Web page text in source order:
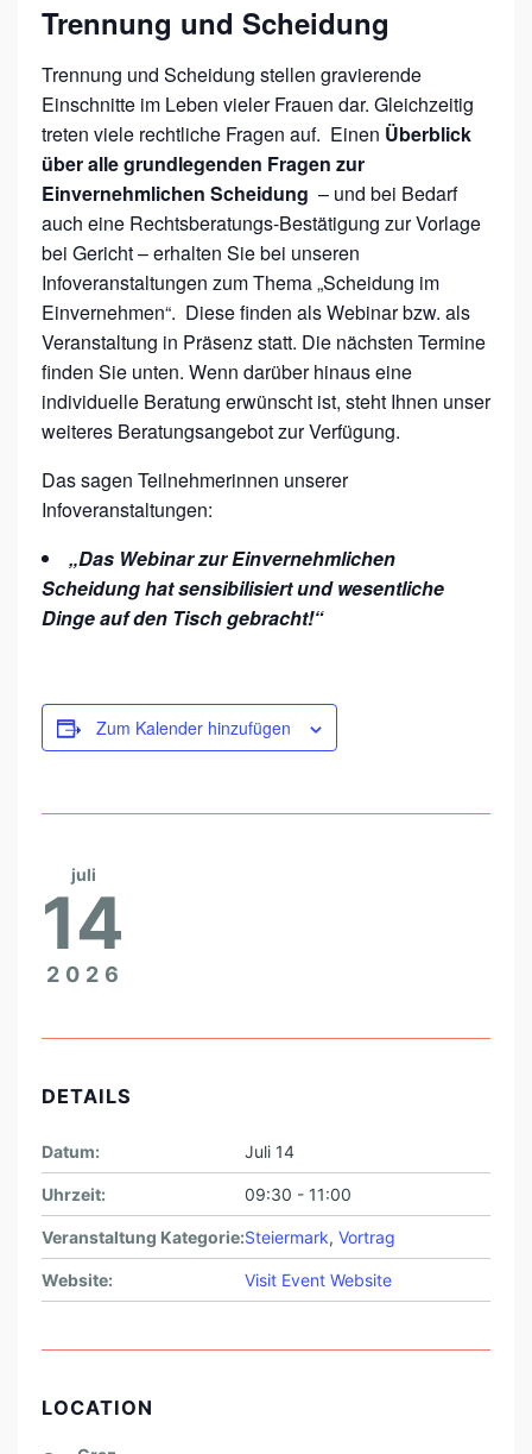
.
R
E
C
H
T
S
I
N
F
O
F
R
F
R
A
U
N
Trennung und Scheidung
Trennung und Scheidung stellen gravierende
Einschnitte im Leben vieler Frauen dar. Gleichzeitig
treten viele rechtliche Fragen auf. Einen Überblick
über alle grundlegenden Fragen zur
Einvernehmlichen Scheidung – und bei Bedarf
auch eine Rechtsberatungs-Bestätigung zur Vorlage
bei Gericht – erhalten Sie bei unseren
Infoveranstaltungen zum Thema „Scheidung im
Einvernehmen“. Diese finden als Webinar bzw. als
Veranstaltung in Präsenz statt. Die nächsten Termine
finden Sie unten. Wenn darüber hinaus eine
individuelle Beratung erwünscht ist, steht Ihnen unser
weiteres Beratungsangebot zur Verfügung.
Das sagen Teilnehmerinnen unserer
Infoveranstaltungen:
„Das Webinar zur Einvernehmlichen
Scheidung hat sensibilisiert und wesentliche
Dinge auf den Tisch gebracht!“
Zum Kalender hinzufügen
juli
14
2026
DETAILS
Datum: Juli 14
Uhrzeit: 09:30 - 11:00
Veranstaltung Kategorie:Steiermark, Vortrag
Website: Visit Event Website
LOCATION